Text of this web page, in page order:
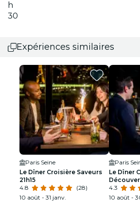
h
30
Expériences similaires
Paris Seine
Le Dîner Croisière Saveurs
21h15
4.8
(28)
10 août - 31 janv.
Paris
Le Dîner
4.3
10 août -